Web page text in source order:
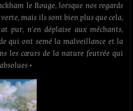
le Rouge, lorsque nos regards
mais ils sont bien plus que cela,
pur, n’en déplaise aux méchants,
qui ont semé la malveillance et la
les cœurs de la nature feutrée qui
•